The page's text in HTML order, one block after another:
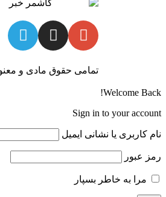
تمامی حقوق مادی و
Welcome Back!
Sign in to your account
نام کاربری یا نشانی ایمیل
رمز عبور
مرا به خاطر بسپار